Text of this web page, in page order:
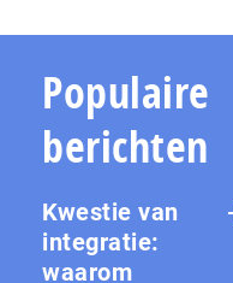
Populaire
berichten
Kwestie van
integratie:
waarom